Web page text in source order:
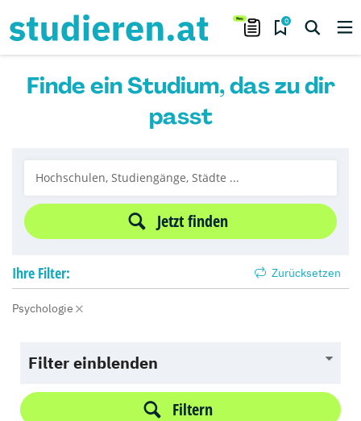
0
Finde ein Studium, das zu dir
passt
Jetzt finden
Ihre Filter: Zurücksetzen
Psychologie
Filter einblenden
Filtern